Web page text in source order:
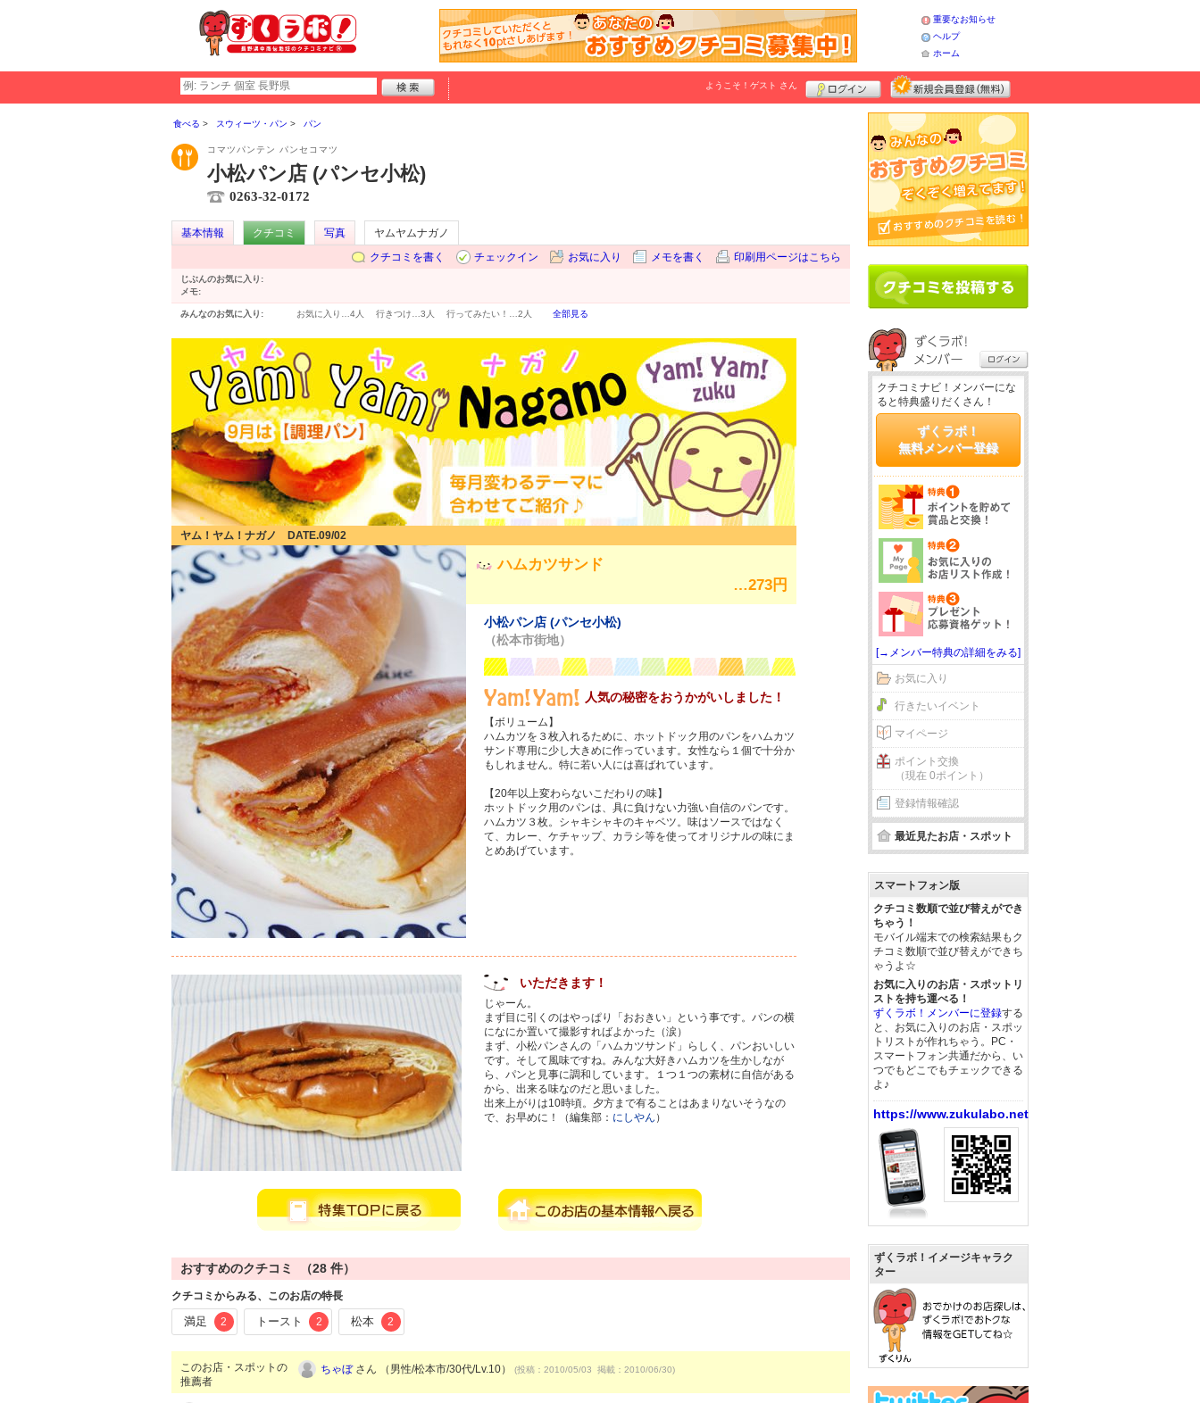
重要なお知らせ
ヘルプ
ホーム
ようこそ！ ゲスト さん
食べる スウィーツ・パン パン
コマツパンテン パンセコマツ
小松パン店 (パンセ小松)
0263-32-0172
基本情報 クチコミ 写真
ヤムヤムナガノ
クチコミを書く
チェックイン お気に入り メモを書く 印刷用ページはこちら
じぶんのお気に入り:
メモ:
みんなのお気に入り: お気に入り… 4人 行きつけ… 3人 行ってみたい！… 2人 全部見る
ヤム！ヤム！ナガノ DATE.09/02
ハムカツサンド
…273円
小松パン店 (パンセ小松)
（松本市街地）
人気の秘密をおうかがいしました！
【ボリューム】
ハムカツを３枚入れるために、ホットドック用のパンをハムカツ
サンド専用に少し大きめに作っています。女性なら１個で十分か
もしれません。特に若い人には喜ばれています。
【20年以上変わらないこだわりの味】
ホットドック用のパンは、具に負けない力強い自信のパンです。
ハムカツ３枚。シャキシャキのキャベツ。味はソースではなく
て、カレー、ケチャップ、カラシ等を使ってオリジナルの味にま
とめあげています。
いただきます！
じゃーん。
まず目に引くのはやっぱり「おおきい」という事です。パンの横
になにか置いて撮影すればよかった（涙）
まず、小松パンさんの「ハムカツサンド」らしく、パンおいしい
です。そして風味ですね。みんな大好きハムカツを生かしなが
ら、パンと見事に調和しています。１つ１つの素材に自信がある
から、出来る味なのだと思いました。
出来上がりは10時頃。夕方まで有ることはあまりないそうなの
で、お早めに！（編集部： にしやん ）
おすすめのクチコミ （28 件）
クチコミからみる、このお店の特長
満足 2 トースト 2 松本 2
このお店・スポットの
推薦者
ちゃぼさん （男性/松本市/30代/Lv.10） (投稿：2010/05/03 掲載：2010/06/30)
クチコミナビ！メンバーにな
ると特典盛りだくさん！
ずくラボ！
無料メンバー登録
[→メンバー特典の詳細をみる]
お気に入り
行きたいイベント
マイページ
ポイント交換
（現在 0ポイント）
登録情報確認
最近見たお店・スポット
スマートフォン版
クチコミ数順で並び替えができ
ちゃう！
モバイル端末での検索結果もク
チコミ数順で並び替えができち
ゃうよ☆
お気に入りのお店・スポットリ
ストを持ち運べる！
ずくラボ！メンバーに登録する
と、お気に入りのお店・スポッ
トリストが作れちゃう。PC・
スマートフォン共通だから、い
つでもどこでもチェックできる
よ♪
https://www.zukulabo.net/
ずくラボ！イメージキャラク
ター